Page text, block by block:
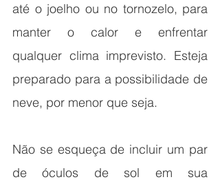
até o joelho ou no tornozelo, para
manter o calor e enfrentar
qualquer clima imprevisto. Esteja
preparado para a possibilidade de
neve, por menor que seja.
Não se esqueça de incluir um par
de óculos de sol em sua